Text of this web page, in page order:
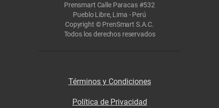
Prensmart Calle Paracas #532
Pueblo Libre, Lima - Perú
Copyright © PrenSmart S.A.C.
Todos los derechos reservados
Términos y Condiciones
Política de Privacidad